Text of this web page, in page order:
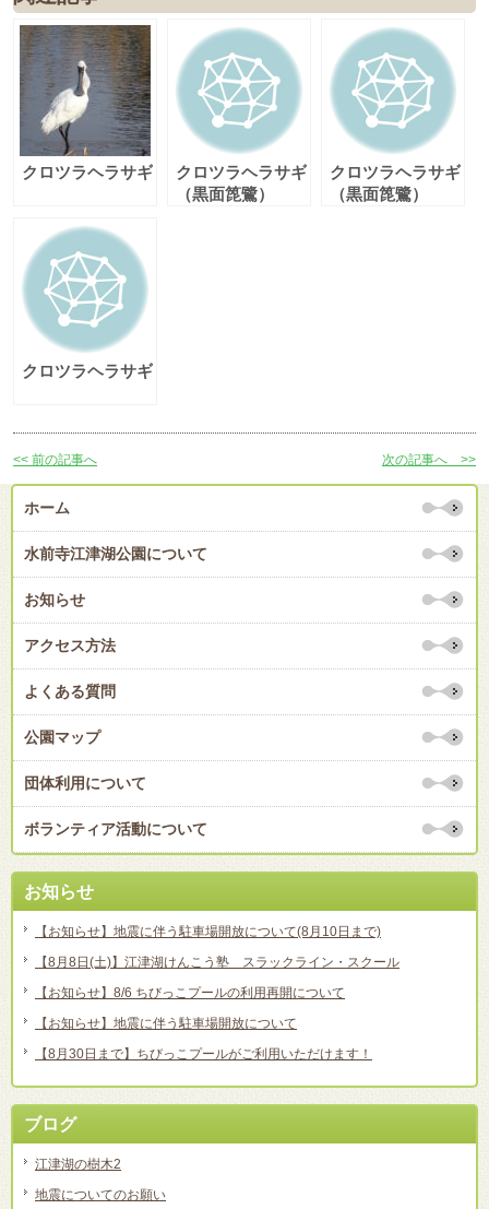
クロツラヘラサギ
クロツラヘラサギ
（黒面箆鷺）
クロツラヘラサギ
（黒面箆鷺）
クロツラヘラサギ
<< 前の記事へ 次の記事へ >>
ホーム
水前寺江津湖公園について
お知らせ
アクセス方法
よくある質問
公園マップ
団体利用について
ボランティア活動について
お知らせ
【お知らせ】地震に伴う駐車場開放について(8月10日まで)
【8月8日(土)】江津湖けんこう塾 スラックライン・スクール
【お知らせ】8/6 ちびっこプールの利用再開について
【お知らせ】地震に伴う駐車場開放について
【8月30日まで】ちびっこプールがご利用いただけます！
ブログ
江津湖の樹木2
地震についてのお願い